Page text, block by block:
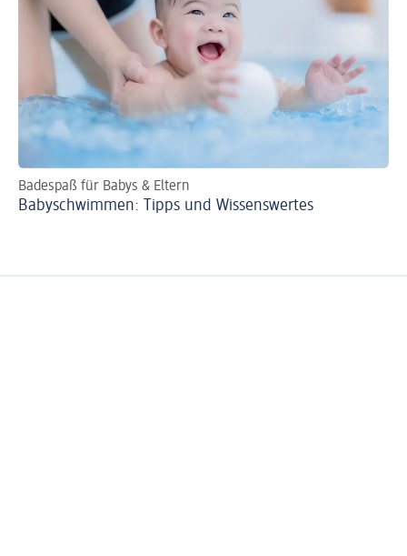
Badespaß für Babys & Eltern
Babyschwimmen: Tipps und Wissenswertes